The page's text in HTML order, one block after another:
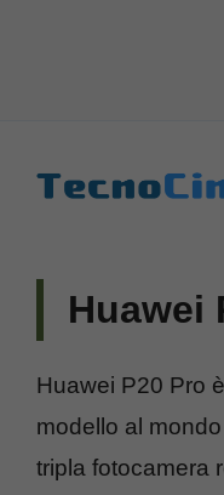
Huawei
Huawei P20 Pro
modello al
tripla fotocamera